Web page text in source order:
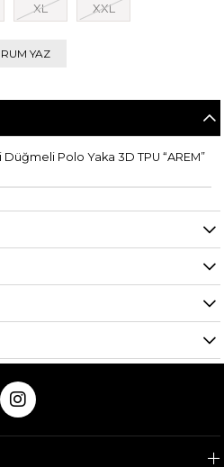
XL XXL
YAZ
Polo Yaka 3D TPU “AREM”